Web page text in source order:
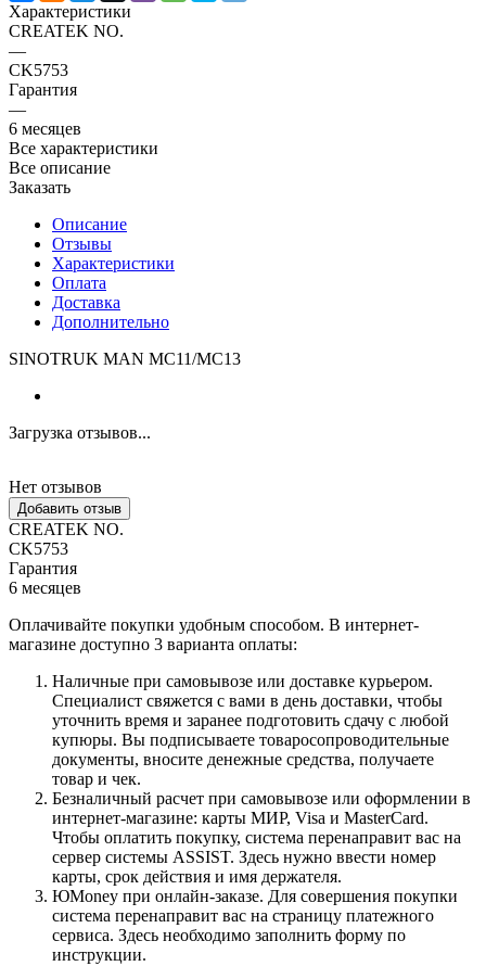
Характеристики
CREATEK NO.
—
CK5753
Гарантия
—
6 месяцев
Все характеристики
Все описание
Заказать
Описание
Отзывы
Характеристики
Оплата
Доставка
Дополнительно
SINOTRUK MAN MC11/MC13
Загрузка отзывов...
Нет отзывов
Добавить отзыв
CREATEK NO.
CK5753
Гарантия
6 месяцев
Оплачивайте покупки удобным способом. В интернет-
магазине доступно 3 варианта оплаты:
Наличные при самовывозе или доставке курьером.
Специалист свяжется с вами в день доставки, чтобы
уточнить время и заранее подготовить сдачу с любой
купюры. Вы подписываете товаросопроводительные
документы, вносите денежные средства, получаете
товар и чек.
Безналичный расчет при самовывозе или оформлении в
интернет-магазине: карты МИР, Visa и MasterCard.
Чтобы оплатить покупку, система перенаправит вас на
сервер системы ASSIST. Здесь нужно ввести номер
карты, срок действия и имя держателя.
ЮMoney при онлайн-заказе. Для совершения покупки
система перенаправит вас на страницу платежного
сервиса. Здесь необходимо заполнить форму по
инструкции.